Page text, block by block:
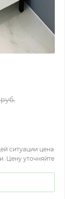
ситуации цена
Цену уточняйте